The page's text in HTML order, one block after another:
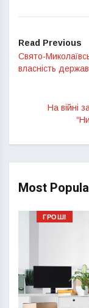
Read Previous
Свято-
власність
На війні
Most
ГРОШІ